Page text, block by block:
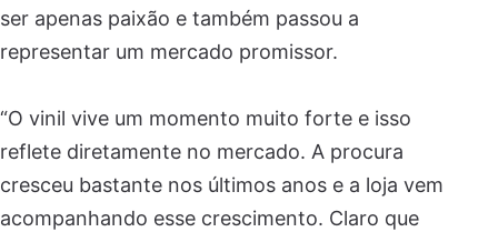
ser apenas paixão e também passou a
representar um mercado promissor.
“O vinil vive um momento muito forte e isso
reflete diretamente no mercado. A procura
cresceu bastante nos últimos anos e a loja vem
acompanhando esse crescimento. Claro que